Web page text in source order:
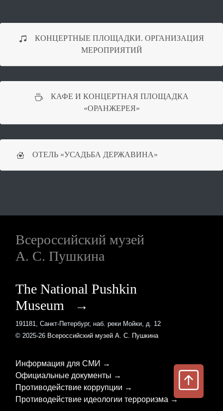
МЕРОПРИЯТИЙ
КАФЕ И КОНЦЕРТНАЯ ПЛОЩАДКА
«ОРАНЖЕРЕЯ»
ОТЕЛЬ «УСАДЬБА ДЕРЖАВИНА»
Всероссийский музей
А. С. Пушкина
The National Pushkin
Museum →
191181, Санкт-Петербург, наб. реки Мойки, д. 12
© 2025-26 Всероссийский музей А. С. Пушкина
Информация для СМИ →
Официальные документы →
Противодействие коррупции →
Противодействие идеологии терроризма →